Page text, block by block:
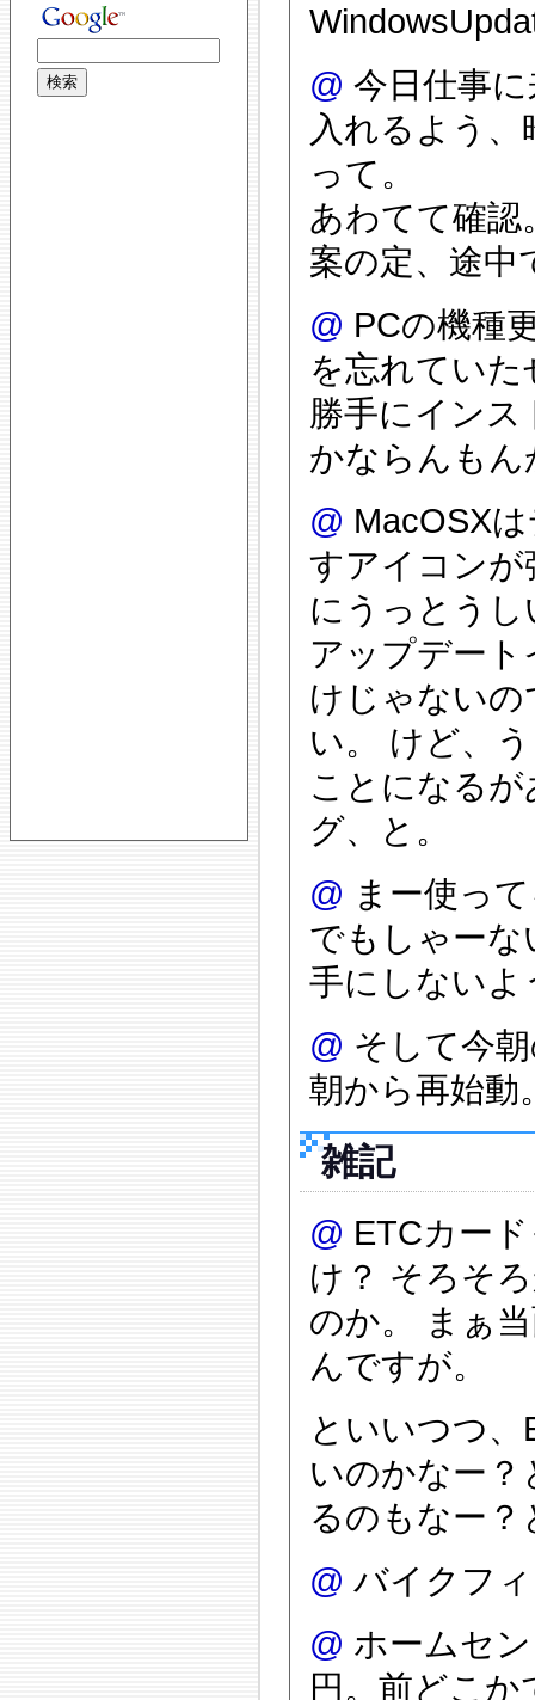
@ 今日仕事
入れるよう
って。
あわてて確認
案の定、途中
@ PCの機種
を忘れてい
勝手にイン
かならんもん
@ MacOSX
すアイコン
にうっとうし
アップデー
けじゃない
い。 けど、
ことになる
グ、と。
@ まー使っ
でもしゃー
手にしないよ
@ そして今
朝から再始
雑記
@ ETCカー
け？ そろそ
のか。 まぁ
んですが。
といいつつ
いのかなー
るのもなー？
@ バイクフ
@ ホームセ
円。前どこ